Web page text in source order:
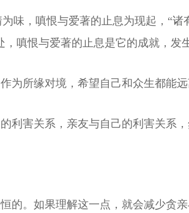
味，嗔恨与爱著的止息为现起，“
恨与爱著的止息是它的成就，发
为所缘对境，希望自己和众生都能
利害关系，亲友与自己的利害关系
的。如果理解这一点，就会减少贪亲